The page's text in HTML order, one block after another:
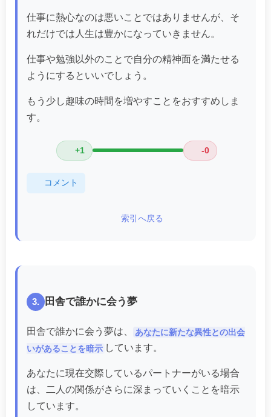
仕事に熱心なのは悪いことではありませんが、そ
れだけでは人生は豊かになっていきません。
仕事や勉強以外のことで自分の精神面を満たせる
ようにするといいでしょう。
もう少し趣味の時間を増やすことをおすすめしま
す。
+1 -0
コメント
索引へ戻る
3. 田舎で誰かに会う夢
田舎で誰かに会う夢は、
あなたに新たな異性との出会
いがあることを暗示 しています。
あなたに現在交際しているパートナーがいる場合
は、二人の関係がさらに深まっていくことを暗示
しています。